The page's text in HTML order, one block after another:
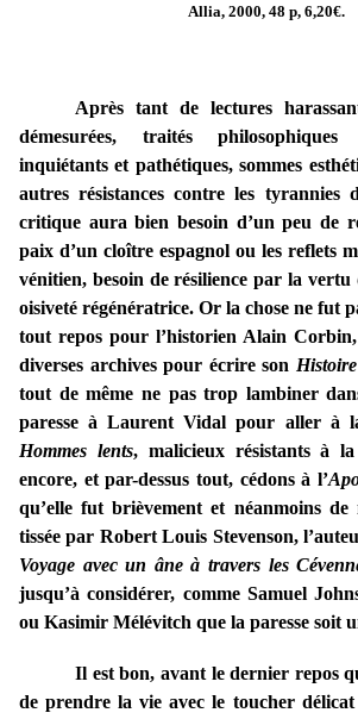
Allia, 2000, 48 p, 6,20€.
Après tant de lectures
démesurées, traités
inquiétants et pathétiques, sommes
autres résistances contre les tyrannies
critique aura bien besoin d’un peu de
paix d’un cloître espagnol ou les reflets
vénitien, besoin de résilience par la vertu
oisiveté régénératrice. Or la chose ne fut
tout repos pour l’historien Alain
diverses archives pour écrire son
tout de même ne pas trop lambiner
paresse à Laurent Vidal pour aller à
Hommes lents, malicieux résistants à
encore, et par-dessus tout, cédons à l’
qu’elle fut brièvement et néanmoins de
tissée par Robert Louis Stevenson,
Voyage avec un âne à travers les
jusqu’à considérer, comme Samuel
ou Kasimir Mélévitch que la paresse soit
Il est bon, avant le dernier repos
de prendre la vie avec le toucher